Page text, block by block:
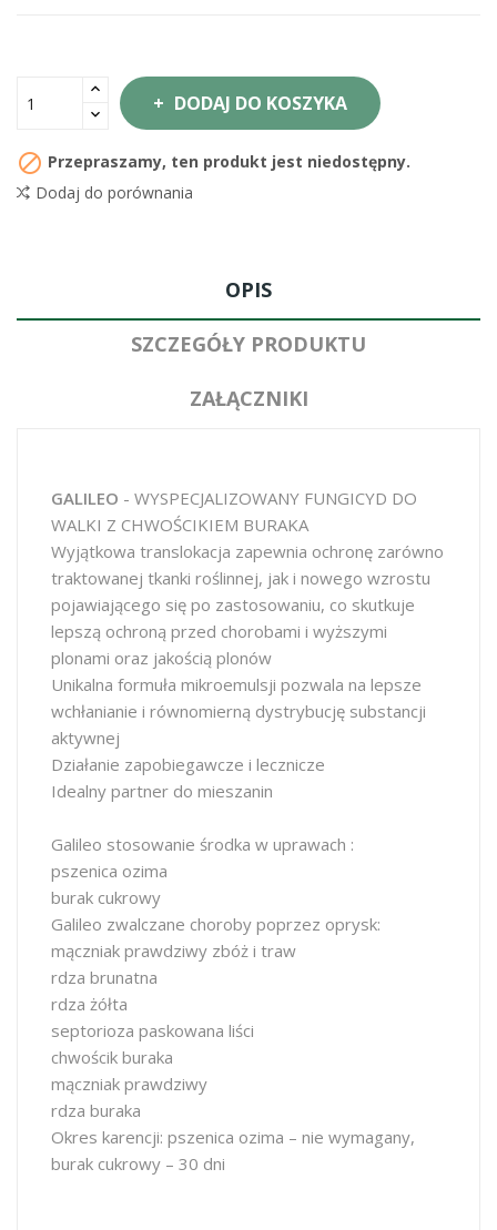
DODAJ DO KOSZYKA
 Przepraszamy, ten produkt jest niedostępny.
Dodaj do porównania
OPIS
SZCZEGÓŁY PRODUKTU
ZAŁĄCZNIKI
GALILEO - WYSPECJALIZOWANY FUNGICYD DO
WALKI Z CHWOŚCIKIEM BURAKA
Wyjątkowa translokacja zapewnia ochronę zarówno
traktowanej tkanki roślinnej, jak i nowego wzrostu
pojawiającego się po zastosowaniu, co skutkuje
lepszą ochroną przed chorobami i wyższymi
plonami oraz jakością plonów
Unikalna formuła mikroemulsji pozwala na lepsze
wchłanianie i równomierną dystrybucję substancji
aktywnej
Działanie zapobiegawcze i lecznicze
Idealny partner do mieszanin
Galileo stosowanie środka w uprawach :
pszenica ozima
burak cukrowy
Galileo zwalczane choroby poprzez oprysk:
mączniak prawdziwy zbóż i traw
rdza brunatna
rdza żółta
septorioza paskowana liści
chwościk buraka
mączniak prawdziwy
rdza buraka
Okres karencji: pszenica ozima – nie wymagany,
burak cukrowy – 30 dni